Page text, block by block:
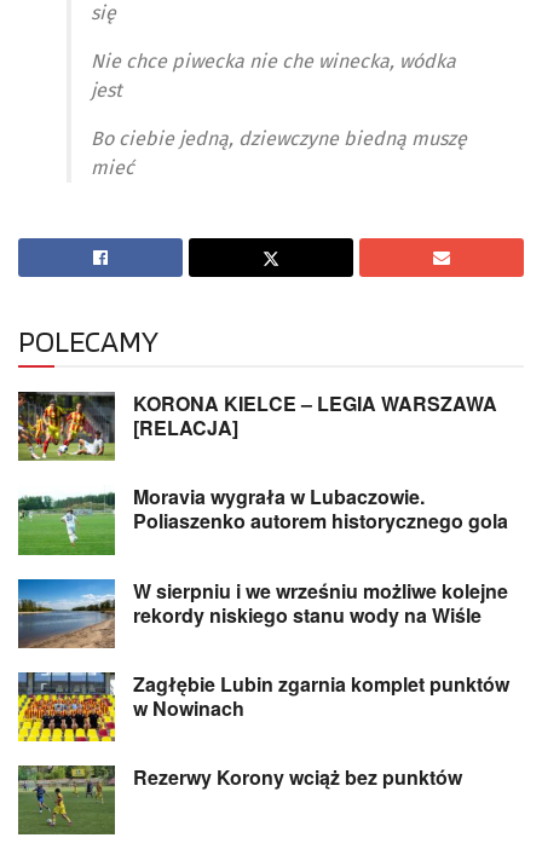
się
Nie chce piwecka nie che winecka, wódka
jest
Bo ciebie jedną, dziewczyne biedną muszę
mieć
POLECAMY
KORONA KIELCE – LEGIA WARSZAWA
[RELACJA]
Moravia wygrała w Lubaczowie.
Poliaszenko autorem historycznego gola
W sierpniu i we wrześniu możliwe kolejne
rekordy niskiego stanu wody na Wiśle
Zagłębie Lubin zgarnia komplet punktów
w Nowinach
Rezerwy Korony wciąż bez punktów